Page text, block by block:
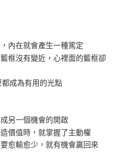
內在就會產生一種篤定
框沒有變近，心裡面的籃框卻
成為有用的光點
另一個機會的開啟
價值時，就掌握了主動權
愈輸愈少，就有機會贏回來